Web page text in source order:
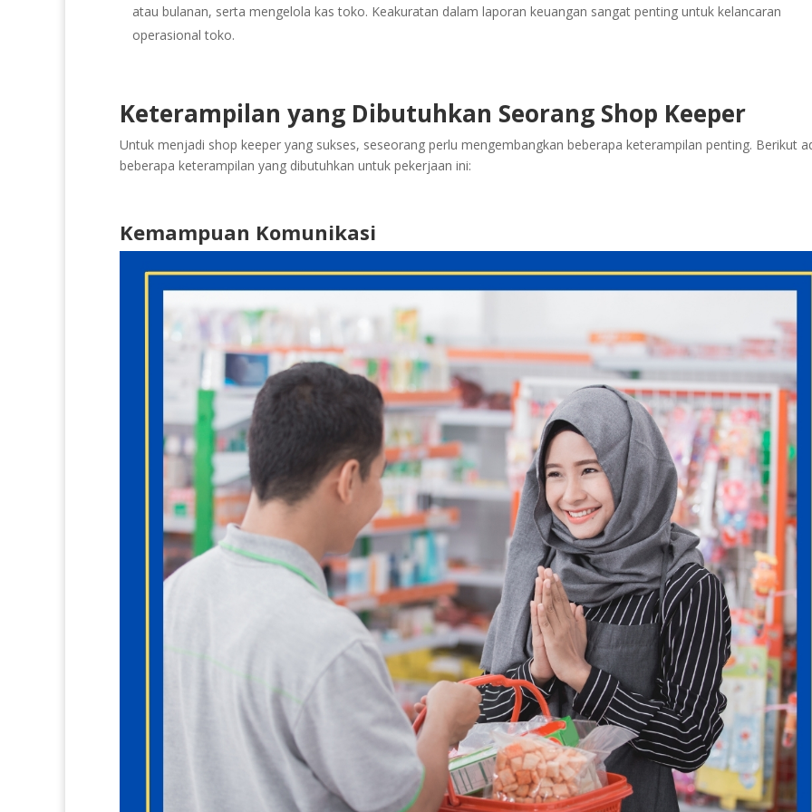
atau bulanan, serta mengelola kas toko. Keakuratan dalam laporan keuangan sangat penting untuk kelancaran
operasional toko.
Keterampilan yang Dibutuhkan Seorang Shop Keeper
Untuk menjadi shop keeper yang sukses, seseorang perlu mengembangkan beberapa keterampilan penting. Berikut
beberapa keterampilan yang dibutuhkan untuk pekerjaan ini:
Kemampuan Komunikasi